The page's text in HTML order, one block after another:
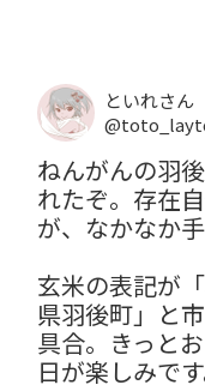
といれさん
ねんがんの羽
れたぞ。存在
が、なかなか
玄米の表記が
県羽後町」と
具合。きっと
日が楽しみです